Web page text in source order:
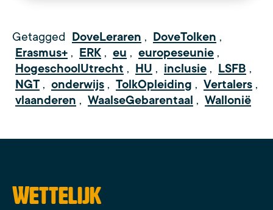
Getagged DoveLeraren , DoveTolken ,
Erasmus+ , ERK , eu , europeseunie ,
HogeschoolUtrecht , HU , inclusie , LSFB ,
NGT , onderwijs , TolkOpleiding , Vertalers ,
vlaanderen , WaalseGebarentaal , Wallonië
Wettelijk